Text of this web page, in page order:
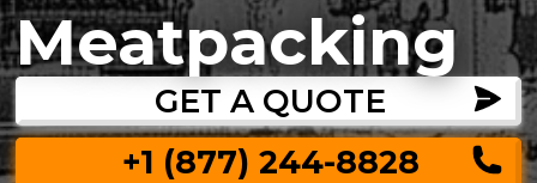
Meatpacking
GET A QUOTE
+1 (877) 244-8828